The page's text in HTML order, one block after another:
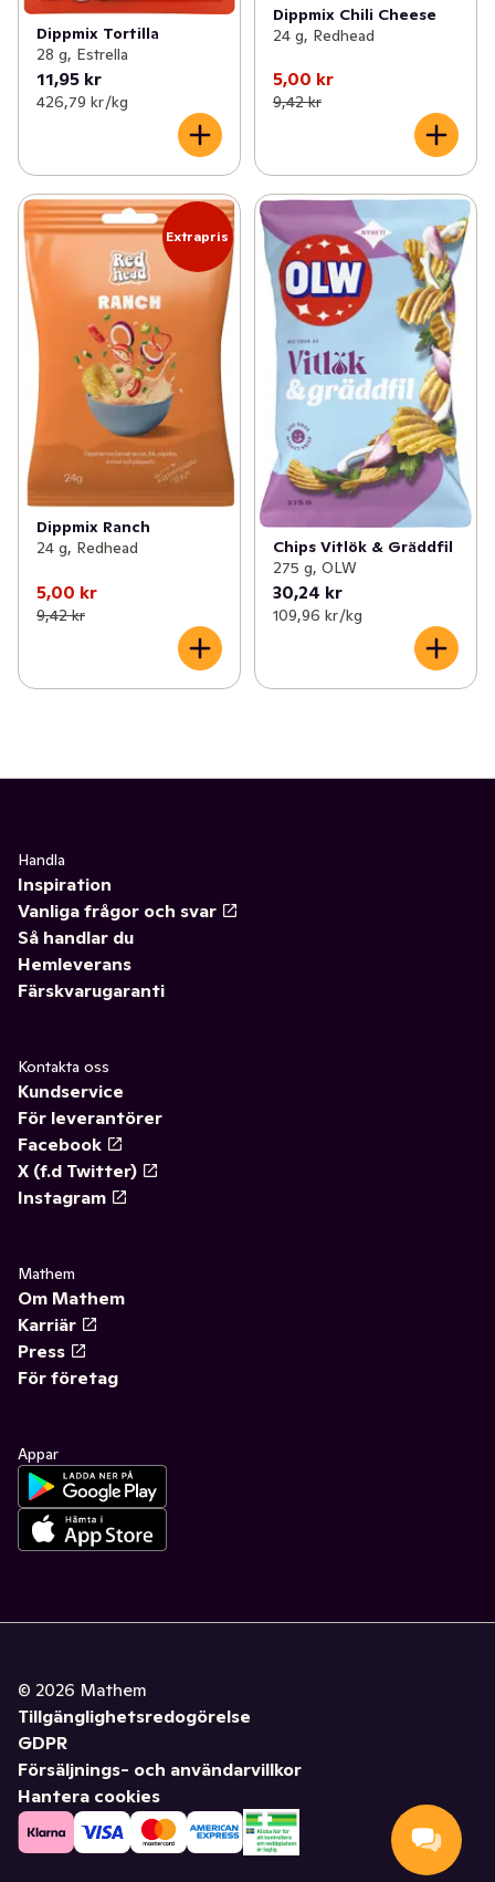
Dippmix Tortilla
28 g, Estrella
11,95 kr
426,79 kr /kg
Dippmix Chili Cheese
24 g, Redhead
5,00 kr
9,42 kr
Extrapris
Dippmix Ranch
24 g, Redhead
5,00 kr
9,42 kr
Chips Vitlök & Gräddfil
275 g, OLW
30,24 kr
109,96 kr /kg
Handla
Inspiration
Vanliga frågor och svar
Så handlar du
Hemleverans
Färskvarugaranti
Kontakta oss
Kundservice
För leverantörer
Facebook
X (f.d Twitter)
Instagram
Mathem
Om Mathem
Karriär
Press
För företag
Appar
© 2026 Mathem
Tillgänglighetsredogörelse
GDPR
Försäljnings- och användarvillkor
Hantera cookies